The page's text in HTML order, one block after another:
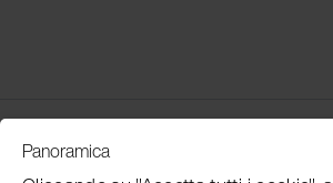
Customer Service
Panoramica